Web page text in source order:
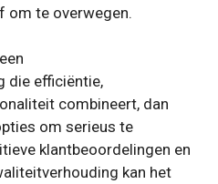
om te overwegen.
die efficiëntie,
combineert, dan
om serieus te
klantbeoordelingen en
kan het